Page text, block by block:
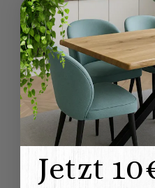
Produkteigenschaft
Wert
Lieferung:
Möbel
Lieferung:
Material:
Möbelstil:
Jetzt